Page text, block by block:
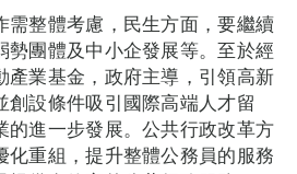
需整體考慮，民生方面，要繼續
勢團體及中小企發展等。至於經
產業基金，政府主導，引領高新
創設條件吸引國際高端人才留
的進一步發展。公共行政改革方
化重組，提升整體公務員的服務